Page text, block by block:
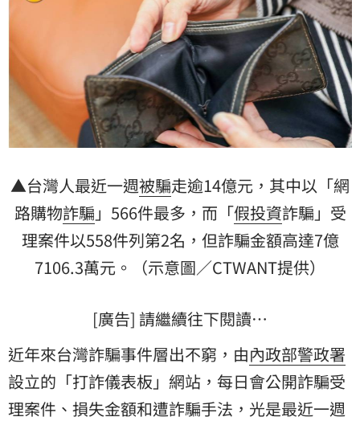
▲台灣人最近一週被騙走逾14億元，其中以「網
路購物詐騙 」566件最多，而「假投資詐騙」受
理案件以558件列第2名，但詐騙金額高達7億
7106.3萬元。（示意圖／CTWANT提供）
[廣告] 請繼續往下閱讀…
近年來台灣詐騙事件層出不窮，由內政部警政署
設立的「打詐儀表板」網站，每日會公開詐騙受
理案件、損失金額和遭詐騙手法，光是最近一週